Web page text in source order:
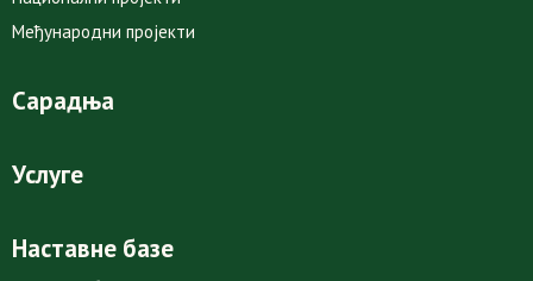
Међународни пројекти
Сарадња
Услуге
Наставне базе